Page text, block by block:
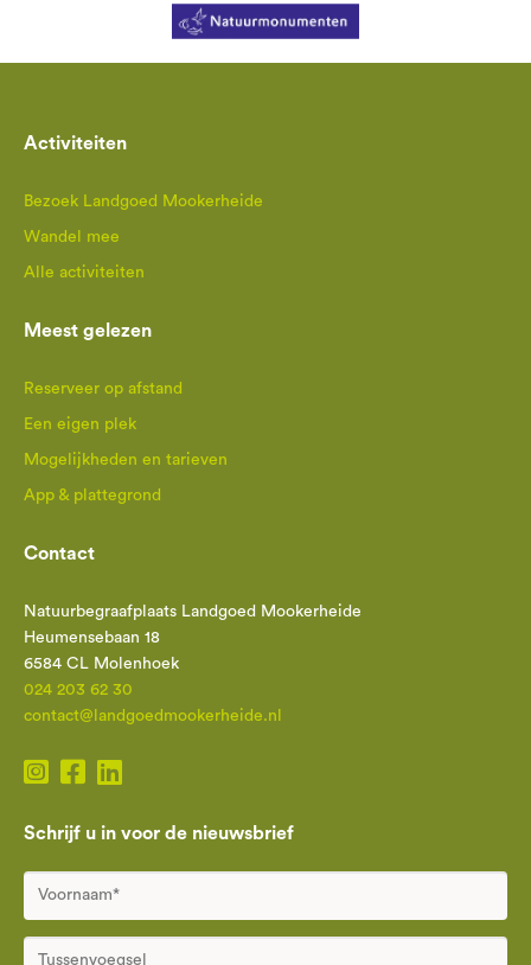
Activiteiten
Bezoek Landgoed Mookerheide
Wandel mee
Alle activiteiten
Meest gelezen
Reserveer op afstand
Een eigen plek
Mogelijkheden en tarieven
App & plattegrond
Contact
Natuurbegraafplaats Landgoed Mookerheide
Heumensebaan 18
6584 CL Molenhoek
024 203 62 30
contact@landgoedmookerheide.nl
Schrijf u in voor de nieuwsbrief